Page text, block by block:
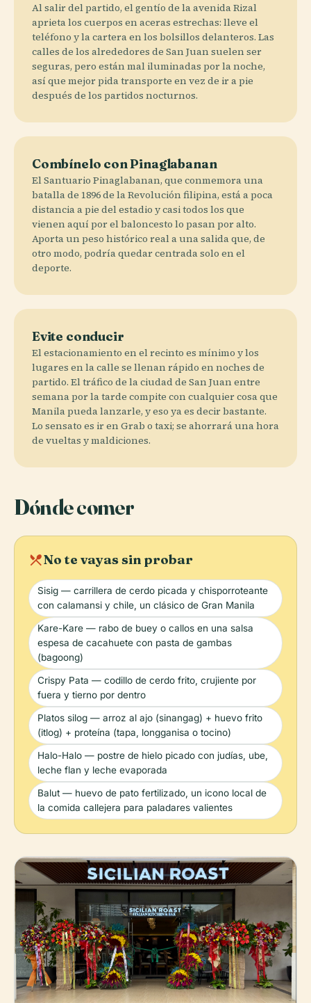
Al salir del partido, el gentío de la avenida Rizal
aprieta los cuerpos en aceras estrechas: lleve el
teléfono y la cartera en los bolsillos delanteros. Las
calles de los alrededores de San Juan suelen ser
seguras, pero están mal iluminadas por la noche,
así que mejor pida transporte en vez de ir a pie
después de los partidos nocturnos.
Combínelo con Pinaglabanan
El Santuario Pinaglabanan, que conmemora una
batalla de 1896 de la Revolución filipina, está a poca
distancia a pie del estadio y casi todos los que
vienen aquí por el baloncesto lo pasan por alto.
Aporta un peso histórico real a una salida que, de
otro modo, podría quedar centrada solo en el
deporte.
Evite conducir
El estacionamiento en el recinto es mínimo y los
lugares en la calle se llenan rápido en noches de
partido. El tráfico de la ciudad de San Juan entre
semana por la tarde compite con cualquier cosa que
Manila pueda lanzarle, y eso ya es decir bastante.
Lo sensato es ir en Grab o taxi; se ahorrará una hora
de vueltas y maldiciones.
Dónde comer
local_diningNo te vayas sin probar
Sisig — carrillera de cerdo picada y chisporroteante
con calamansi y chile, un clásico de Gran Manila
Kare-Kare — rabo de buey o callos en una salsa
espesa de cacahuete con pasta de gambas
(bagoong)
Crispy Pata — codillo de cerdo frito, crujiente por
fuera y tierno por dentro
Platos silog — arroz al ajo (sinangag) + huevo frito
(itlog) + proteína (tapa, longganisa o tocino)
Halo-Halo — postre de hielo picado con judías, ube,
leche flan y leche evaporada
Balut — huevo de pato fertilizado, un icono local de
la comida callejera para paladares valientes